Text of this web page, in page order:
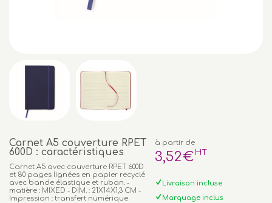
Carnet A5 couverture RPET
600D : caractéristiques
Carnet A5 avec couverture RPET 600D
et 80 pages lignées en papier recyclé
avec bande élastique et ruban. -
matière : MIXED - DIM. : 21X14X1,3 CM -
Impression : transfert numérique
à partir de
3,52€ HT
Livraison incluse
Marquage inclus